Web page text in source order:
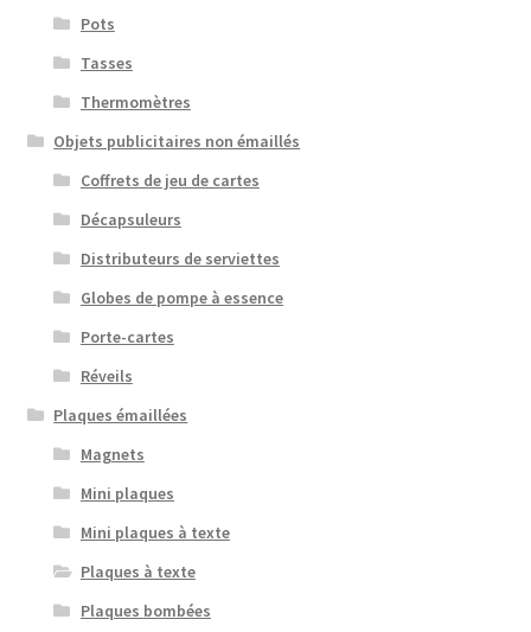
Pots
Tasses
Thermomètres
Objets publicitaires non émaillés
Coffrets de jeu de cartes
Décapsuleurs
Distributeurs de serviettes
Globes de pompe à essence
Porte-cartes
Réveils
Plaques émaillées
Magnets
Mini plaques
Mini plaques à texte
Plaques à texte
Plaques bombées